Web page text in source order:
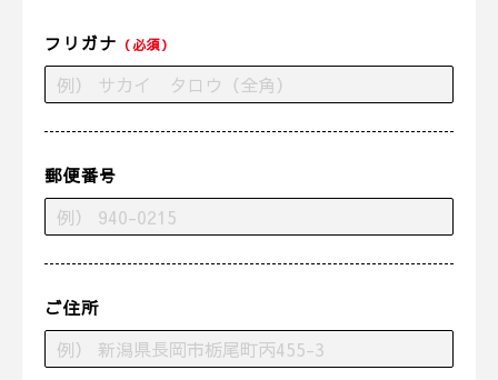
フリガナ （必須）
郵便番号
ご住所